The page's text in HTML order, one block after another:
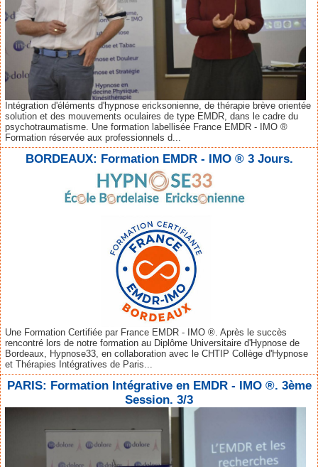
Intégration d'éléments d'hypnose ericksonienne, de thérapie brève orientée
solution et des mouvements oculaires de type EMDR, dans le cadre du
psychotraumatisme. Une formation labellisée France EMDR - IMO ®
Formation réservée aux professionnels d...
BORDEAUX: Formation EMDR - IMO ® 3 Jours.
Une Formation Certifiée par France EMDR - IMO ®. Après le succès
rencontré lors de notre formation au Diplôme Universitaire d'Hypnose de
Bordeaux, Hypnose33, en collaboration avec le CHTIP Collège d'Hypnose
et Thérapies Intégratives de Paris...
PARIS: Formation Intégrative en EMDR - IMO ®. 3ème
Session. 3/3